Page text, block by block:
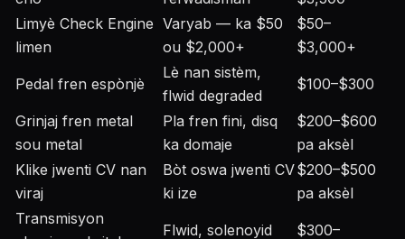
Limyè Check Engine
limen
Varyab — ka $50
ou $2,000+
$50–
$3,000+
Pedal fren espònjè
Lè nan sistèm,
flwid degraded
$100–$300
Grinjaj fren metal
sou metal
Pla fren fini, disq
ka domaje
$200–$600
pa aksèl
Klike jwenti CV nan
viraj
Bòt oswa jwenti CV
ki ize
$200–$500
pa aksèl
Transmisyon
Flwid, solenoyid
$300–